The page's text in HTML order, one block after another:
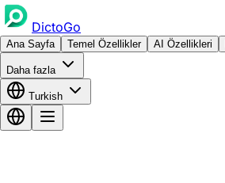
DictoGo
Ana Sayfa Temel Özellikler AI Özellikleri
Daha fazla
Turkish